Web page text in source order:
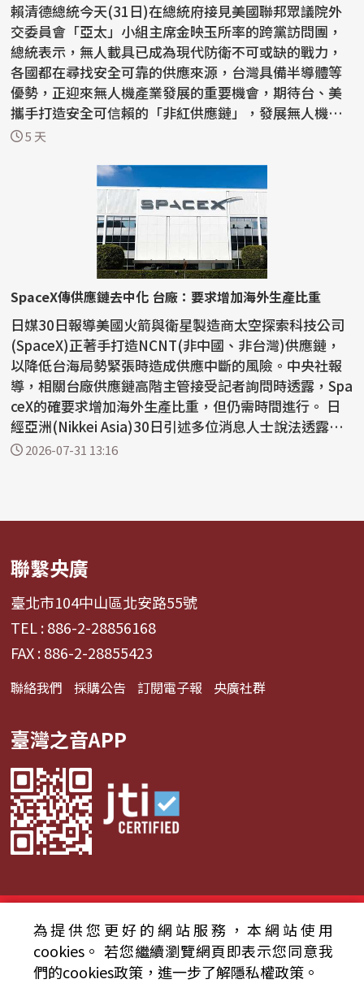
賴清德總統今天(31日)在總統府接見美國聯邦眾議院外
交委員會「亞太」小組主席金映玉所率的跨黨訪問團，
總統表示，無人載具已成為現代防衛不可或缺的戰力，
各國都在尋找安全可靠的供應來源，台灣具備半導體等
優勢，正迎來無人機產業發展的重要機會，期待台、美
攜手打造安全可信賴的「非紅供應鏈」，發展無人機產
業，迅速...
5 天
SpaceX傳供應鏈去中化 台廠：要求增加海外生產比重
日媒30日報導美國火箭與衛星製造商太空探索科技公司
(SpaceX)正著手打造NCNT(非中國、非台灣)供應鏈，
以降低台海局勢緊張時造成供應中斷的風險。中央社報
導，相關台廠供應鏈高階主管接受記者詢問時透露，Spa
ceX的確要求增加海外生產比重，但仍需時間進行。 日
經亞洲(Nikkei Asia)30日引述多位消息人士說法透露，
由馬斯...
2026-07-31 13:16
聯繫央廣
臺北市104中山區北安路55號
TEL : 886-2-28856168
FAX : 886-2-28855423
聯絡我們 採購公告 訂閱電子報 央廣社群
臺灣之音APP
© 2024財團法人中央廣播電臺 版權所有
資通安全政策聲明
服務條款 隱私權條款
為提供您更好的網站服務，本網站使用
cookies。 若您繼續瀏覽網頁即表示您同意我
們的cookies政策，進一步了解隱私權政策。